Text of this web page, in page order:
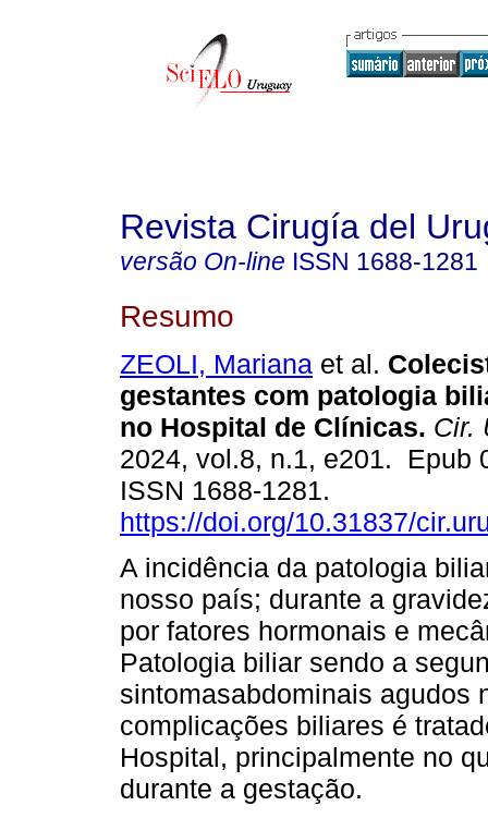
Revista Cirugía del
versão On-line ISSN 1688-1281
Resumo
ZEOLI, Mariana et al.
gestantes com patologia
no Hospital de Clínicas. Cir.
2024, vol.8, n.1, e201. Epub
ISSN 1688-1281.
https://doi.org/10.31837/
A incidência da patologia
nosso país; durante a
por fatores hormonais e
Patologia biliar sendo a
sintomasabdominais agudos
complicações biliares é
Hospital, principalmente no
durante a gestação.